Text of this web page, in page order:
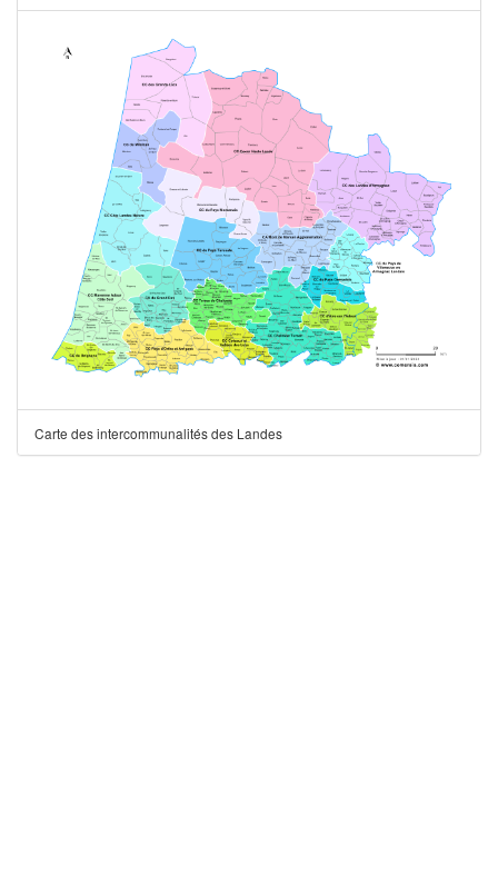
Carte des intercommunalités des Landes